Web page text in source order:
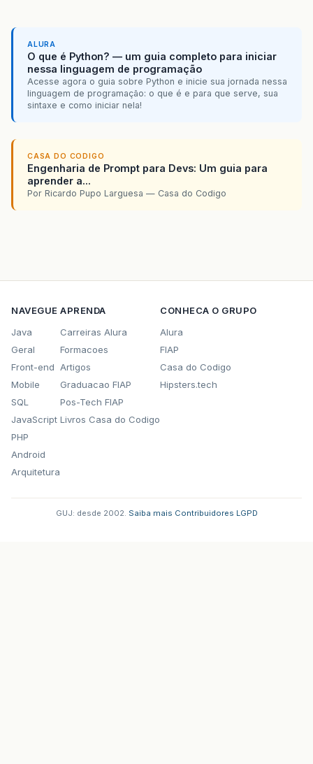
ALURA
O que é Python? — um guia completo para iniciar
nessa linguagem de programação
Acesse agora o guia sobre Python e inicie sua jornada nessa
linguagem de programação: o que é e para que serve, sua
sintaxe e como iniciar nela!
CASA DO CODIGO
Engenharia de Prompt para Devs: Um guia para
aprender a...
Por Ricardo Pupo Larguesa — Casa do Codigo
NAVEGUE
Java
Geral
Front-end
Mobile
SQL
JavaScript
PHP
Android
Arquitetura
APRENDA
Carreiras Alura
Formacoes
Artigos
Graduacao FIAP
Pos-Tech FIAP
Livros Casa do Codigo
CONHECA O GRUPO
Alura
FIAP
Casa do Codigo
Hipsters.tech
GUJ: desde 2002. Saiba mais Contribuidores LGPD